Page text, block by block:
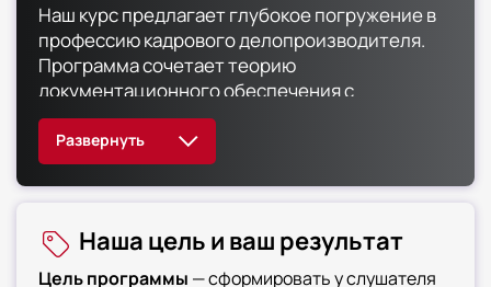
Наш курс предлагает глубокое погружение в
профессию кадрового делопроизводителя.
Программа сочетает теорию
документационного обеспечения с
прикладными аспектами работы. Обучение
подойдет тем, кто хочет систематизировать
свой опыт или начать карьеру в кадрах.
Актуальные материалы курса экономят время
программе учтены тонкости взаимодействия
с руководителями и бухгалтерией
Наша цель и ваш результат
Цель программы — сформировать у слушателя